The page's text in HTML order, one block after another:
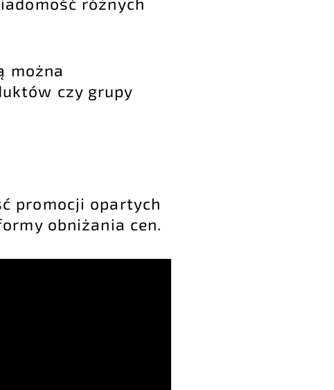
można
czy grupy
promocji opartych
obniżania cen.